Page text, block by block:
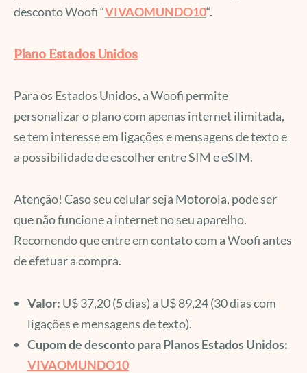
desconto Woofi “VIVAOMUNDO10“.
Plano Estados Unidos
Para os Estados Unidos, a Woofi permite
personalizar o plano com apenas internet ilimitada,
se tem interesse em ligações e mensagens de texto e
a possibilidade de escolher entre SIM e eSIM.
Atenção! Caso seu celular seja Motorola, pode ser
que não funcione a internet no seu aparelho.
Recomendo que entre em contato com a Woofi antes
de efetuar a compra.
Valor: U$ 37,20 (5 dias) a U$ 89,24 (30 dias com
ligações e mensagens de texto).
Cupom de desconto para Planos Estados Unidos:
VIVAOMUNDO10